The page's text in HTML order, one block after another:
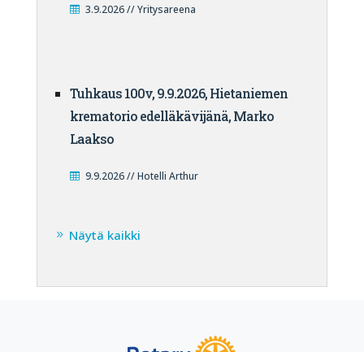
3.9.2026 // Yritysareena
Tuhkaus 100v, 9.9.2026, Hietaniemen
krematorio edelläkävijänä, Marko
Laakso
9.9.2026 // Hotelli Arthur
Näytä kaikki